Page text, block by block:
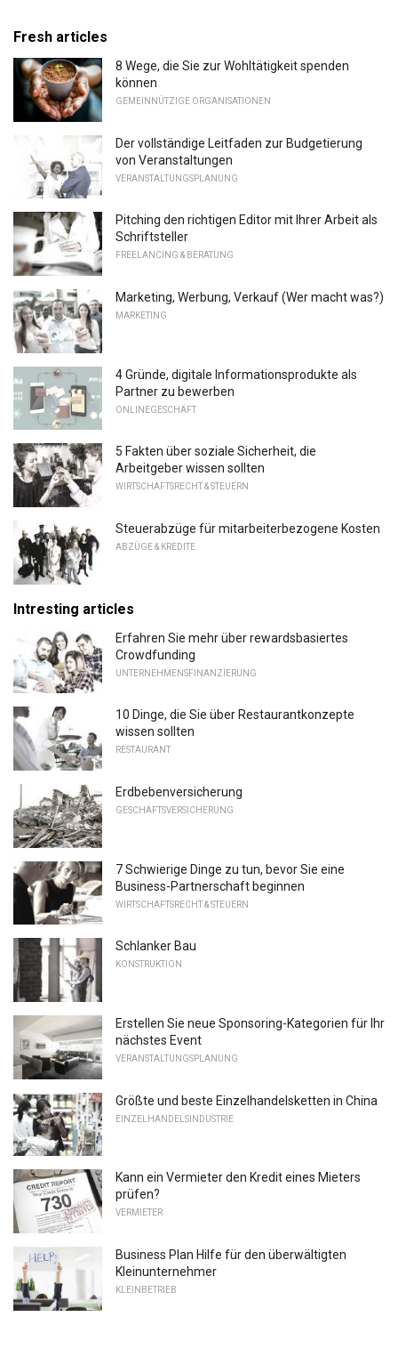
Fresh articles
8 Wege, die Sie zur Wohltätigkeit spenden
können
GEMEINNÜTZIGE ORGANISATIONEN
Der vollständige Leitfaden zur Budgetierung
von Veranstaltungen
VERANSTALTUNGSPLANUNG
Pitching den richtigen Editor mit Ihrer Arbeit als
Schriftsteller
FREELANCING & BERATUNG
Marketing, Werbung, Verkauf (Wer macht was?)
MARKETING
4 Gründe, digitale Informationsprodukte als
Partner zu bewerben
ONLINEGESCHÄFT
5 Fakten über soziale Sicherheit, die
Arbeitgeber wissen sollten
WIRTSCHAFTSRECHT & STEUERN
Steuerabzüge für mitarbeiterbezogene Kosten
ABZÜGE & KREDITE
Intresting articles
Erfahren Sie mehr über rewardsbasiertes
Crowdfunding
UNTERNEHMENSFINANZIERUNG
10 Dinge, die Sie über Restaurantkonzepte
wissen sollten
RESTAURANT
Erdbebenversicherung
GESCHÄFTSVERSICHERUNG
7 Schwierige Dinge zu tun, bevor Sie eine
Business-Partnerschaft beginnen
WIRTSCHAFTSRECHT & STEUERN
Schlanker Bau
KONSTRUKTION
Erstellen Sie neue Sponsoring-Kategorien für Ihr
nächstes Event
VERANSTALTUNGSPLANUNG
Größte und beste Einzelhandelsketten in China
EINZELHANDELSINDUSTRIE
Kann ein Vermieter den Kredit eines Mieters
prüfen?
VERMIETER
Business Plan Hilfe für den überwältigten
Kleinunternehmer
KLEINBETRIEB